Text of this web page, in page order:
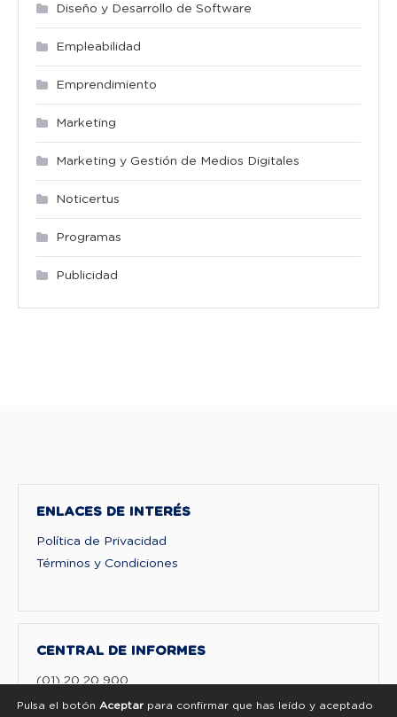
Diseño y Desarrollo de Software
Empleabilidad
Emprendimiento
Marketing
Marketing y Gestión de Medios Digitales
Noticertus
Programas
Publicidad
ENLACES DE INTERÉS
Política de Privacidad
Términos y Condiciones
CENTRAL DE INFORMES
(01) 20 20 900
Pulsa el botón Aceptar para confirmar que has leído y aceptado